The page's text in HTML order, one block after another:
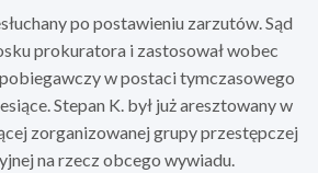
po postawieniu zarzutów. Sąd
prokuratora i zastosował wobec
w postaci tymczasowego
Stepan K. był już aresztowany w
zorganizowanej grupy przestępczej
na rzecz obcego wywiadu.